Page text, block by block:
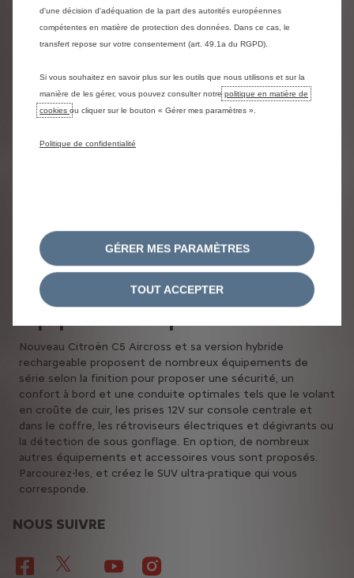
Dans l’habitacle, vous avez le choix entre plusieurs
ambiances et tissus soit en noir, gris ou beige, pour un
intérieur en accord avec vos envies.
Dimensions de nouveau Citroën C5
aircross & nouveau Citroën C5
aircross hybride rechargeable
Comme tout bon SUV, Nouveau Citroën C5 Aircross et
Combiné au plancher à 2 hauteurs, l’espace coffre est ainsi
optimal, pouvant passer de 460L à 1630L. Le SUV mesure
par ailleurs 4500mm de longueur, 1969 de largeur et 1654mm
de hauteur pour ses dimensions minimales.
Nouveau Citroën C5 Aircross et sa version hybride
rechargeable proposent de nombreux équipements de
série selon la finition pour proposer une sécurité, un
confort à bord et une conduite optimales tels que le volant
en croûte de cuir, les prises 12V sur console centrale et
dans le coffre, les rétroviseurs électriques et dégivrants ou
la détection de sous gonflage. En option, de nombreux
autres équipements et accessoires vous sont proposés.
Parcourez-les, et créez le SUV ultra-pratique qui vous
corresponde.
NOUS SUIVRE
d'une décision d'adéquation de la part des autorités européennes
compétentes en matière de protection des données. Dans ce cas, le
transfert repose sur votre consentement (art. 49.1a du RGPD).
Si vous souhaitez en savoir plus sur les outils que nous utilisons et sur la
manière de les gérer, vous pouvez consulter notre politique en matière de
cookies ou cliquer sur le bouton « Gérer mes paramètres ».
Politique de confidentialité
GÉRER MES PARAMÈTRES
TOUT ACCEPTER